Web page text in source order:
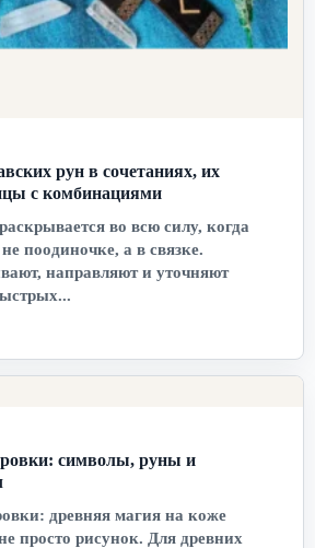
рун в сочетаниях, их
с комбинациями
во всю силу, когда
поодиночке, а в связке.
направляют и уточняют
символы, руны и
древняя магия на коже
просто рисунок. Для древних